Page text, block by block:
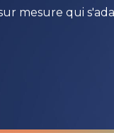
mesure qui